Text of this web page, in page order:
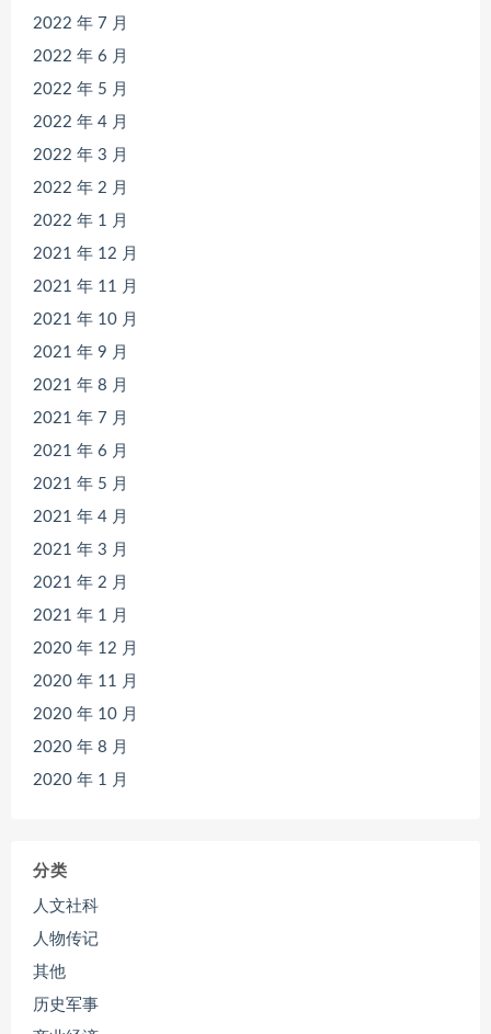
2022 年 7 月
2022 年 6 月
2022 年 5 月
2022 年 4 月
2022 年 3 月
2022 年 2 月
2022 年 1 月
2021 年 12 月
2021 年 11 月
2021 年 10 月
2021 年 9 月
2021 年 8 月
2021 年 7 月
2021 年 6 月
2021 年 5 月
2021 年 4 月
2021 年 3 月
2021 年 2 月
2021 年 1 月
2020 年 12 月
2020 年 11 月
2020 年 10 月
2020 年 8 月
2020 年 1 月
分类
人文社科
人物传记
其他
历史军事